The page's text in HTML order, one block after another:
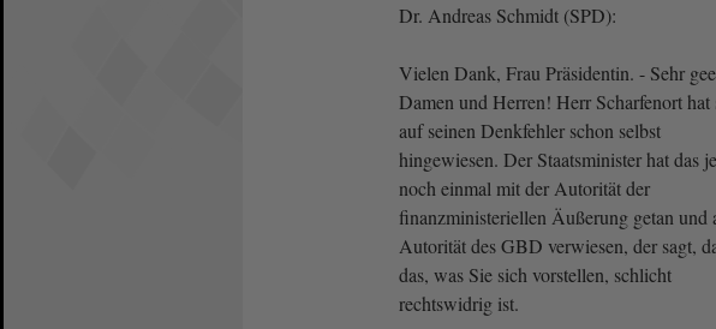
Dr. Andreas Schmidt (SPD):
Vielen Dank, Frau Präsidentin. - Sehr
Damen und Herren! Herr Scharfenort hat
auf seinen Denkfehler schon selbst
hingewiesen. Der Staatsminister hat das
noch einmal mit der Autorität der
finanzministeriellen Äußerung getan und
Autorität des GBD verwiesen, der sagt,
das, was Sie sich vorstellen, schlicht
rechtswidrig ist.